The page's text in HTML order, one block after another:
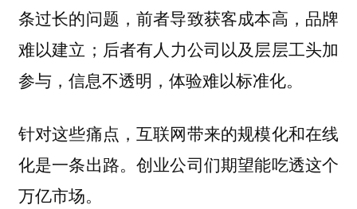
条过长的问题，前者导致获客成本高，品牌
难以建立；后者有人力公司以及层层工头加
参与，信息不透明，体验难以标准化。
针对这些痛点，互联网带来的规模化和在线
化是一条出路。创业公司们期望能吃透这个
万亿市场。